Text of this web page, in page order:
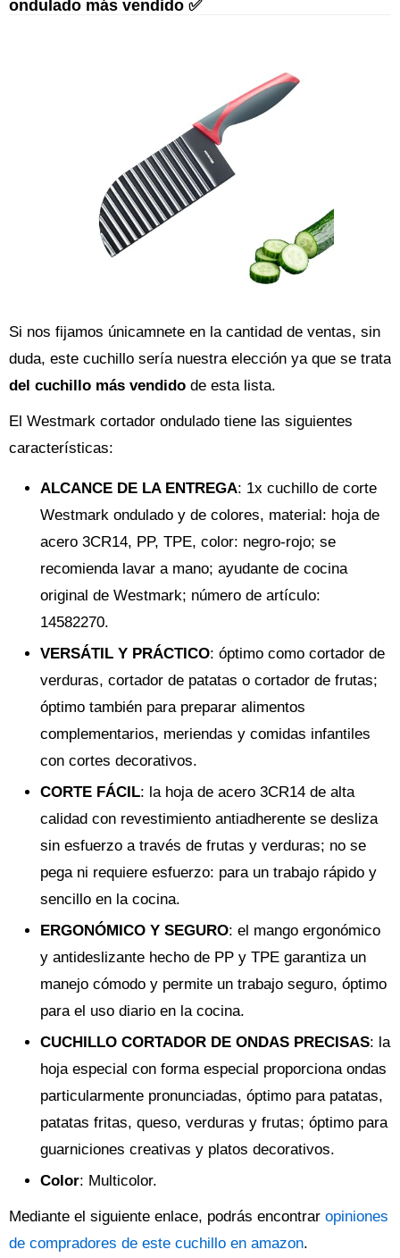
ondulado más vendido ✅
Si nos fijamos únicamnete en la cantidad de ventas, sin
duda, este cuchillo sería nuestra elección ya que se trata
del cuchillo más vendido de esta lista.
El Westmark cortador ondulado tiene las siguientes
características:
ALCANCE DE LA ENTREGA: 1x cuchillo de corte
Westmark ondulado y de colores, material: hoja de
acero 3CR14, PP, TPE, color: negro-rojo; se
recomienda lavar a mano; ayudante de cocina
original de Westmark; número de artículo:
14582270.
VERSÁTIL Y PRÁCTICO: óptimo como cortador de
verduras, cortador de patatas o cortador de frutas;
óptimo también para preparar alimentos
complementarios, meriendas y comidas infantiles
con cortes decorativos.
CORTE FÁCIL: la hoja de acero 3CR14 de alta
calidad con revestimiento antiadherente se desliza
sin esfuerzo a través de frutas y verduras; no se
pega ni requiere esfuerzo: para un trabajo rápido y
sencillo en la cocina.
ERGONÓMICO Y SEGURO: el mango ergonómico
y antideslizante hecho de PP y TPE garantiza un
manejo cómodo y permite un trabajo seguro, óptimo
para el uso diario en la cocina.
CUCHILLO CORTADOR DE ONDAS PRECISAS: la
hoja especial con forma especial proporciona ondas
particularmente pronunciadas, óptimo para patatas,
patatas fritas, queso, verduras y frutas; óptimo para
guarniciones creativas y platos decorativos.
Color: Multicolor.
Mediante el siguiente enlace, podrás encontrar opiniones
de compradores de este cuchillo en amazon.